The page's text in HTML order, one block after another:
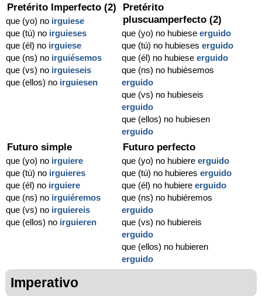
Pretérito Imperfecto (2)
que (yo) no irguiese
que (tú) no irguieses
que (él) no irguiese
que (ns) no irguiésemos
que (vs) no irguieseis
que (ellos) no irguiesen
Pretérito
pluscuamperfecto (2)
que (yo) no hubieseerguido
que (tú) no hubieseserguido
que (él) no hubieseerguido
que (ns) no hubiésemos
erguido
que (vs) no hubieseis
erguido
que (ellos) no hubiesen
erguido
Futuro simple
que (yo) no irguiere
que (tú) no irguieres
que (él) no irguiere
que (ns) no irguiéremos
que (vs) no irguiereis
que (ellos) no irguieren
Futuro perfecto
que (yo) no hubiereerguido
que (tú) no hubiereserguido
que (él) no hubiereerguido
que (ns) no hubiéremos
erguido
que (vs) no hubiereis
erguido
que (ellos) no hubieren
erguido
Imperativo